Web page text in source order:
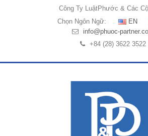
Công Ty LuậtPhước & Các
Chọn Ngôn Ngữ:
EN
info@phuoc-
+84 (28) 3622 3522